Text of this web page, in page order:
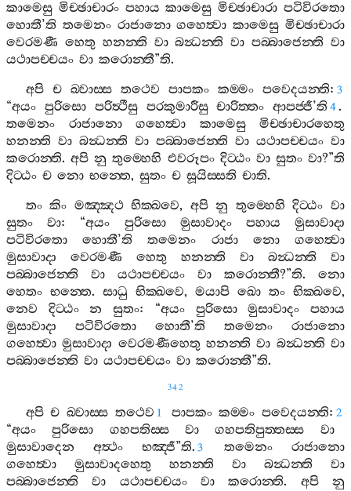
කාමෙසු මිච‍්ඡාචාරං පහාය කාමෙසු මිච‍්ඡාචාරා පටිවිරතො
හොතී’ති තමෙනං රාජානො ගහෙත්‍වා කාමෙසු මිච‍්ඡාචාරා
වෙරමණී හෙතු හනන‍්ති වා බන්‍ධන‍්ති වා පබ‍්බාජෙන‍්ති වා
යථාපච‍්චයං වා කරොන‍්තී”ති.
අපි ච ඛ‍්වාස‍්ස තථෙව පාපකං කම‍්මං පවෙදයන‍්ති: 3
“අයං පුරිසො පරිත්‍ථීසු පරකුමාරීසු චාරිත‍්තං ආපජ‍්ජී’ති 4.
තමෙනං
රාජානො ගහෙත්‍වා කාමෙසු
මිච‍්ඡාචාරහෙතු
හනන‍්ති වා බන්‍ධන‍්ති වා පබ‍්බාජෙන‍්ති වා යථාපච‍්චයං වා
කරොන‍්ති.අපි නු තුම‍්හෙහි එවරූපං දිට‍්ඨං වා සුතං වා?”ති
දිට‍්ඨං ච නො භන‍්තෙ, සුතං ච සූයිස‍්සති චාති.
තං කිං මඤ‍්ඤථ භික‍්ඛවෙ, අපි නු තුම‍්හෙහි දිට‍්ඨං වා
සුතං
වා: “අයං පුරිසො මුසාවාදං පහාය
මුසාවාදා
පටිවිරතො
හොතී’ති තමෙනං රාජා නො
ගහෙත්‍වා
මුසාවාදා
වෙරමණී හෙතු හනන‍්ති වා බන්‍ධන‍්ති
වා
පබ‍්බාජෙන‍්ති
වා යථාපච‍්චයං වා කරොන‍්තී?”ති. නො
හෙතං භන‍්තෙ. සාධු භික‍්ඛවෙ, මයාපි ඛො තං භික‍්ඛවෙ,
නෙව
දිට‍්ඨං න සුතං: “අයං පුරිසො මුසාවාදං
පහාය
මුසාවාදා
පටිවිරතො හොතී’ති තමෙනං
රාජානො
ගහෙත්‍වා මුසාවාදා වෙරමණීහෙතු හනන‍්ති වා බන්‍ධන‍්ති වා
පබ‍්බාජෙන‍්ති වා යථාපච‍්චයං වා කරොන‍්තී”ති.
342
අපි ච ඛ‍්වාස‍්ස තථෙව 1 පාපකං කම‍්මං පවෙදයන‍්ති: 2
“අයං පුරිසො ගහපතිස‍්ස වා ගහපතිපුත‍්තස‍්ස
වා
මුසාවාදෙන
අත්‍ථං භඤ‍්ජී”ති. 3 තමෙනං
රාජානො
ගහෙත්‍වා
මුසාවාදහෙතු හනන‍්ති වා බන්‍ධන‍්ති
වා
පබ‍්බාජෙන‍්ති
වා යථාපච‍්චයං වා කරොන‍්ති. අපි
නු